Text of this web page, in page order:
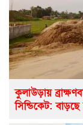
কুলাউড়ায়
সিন্ডিকেট: বাড়ছে